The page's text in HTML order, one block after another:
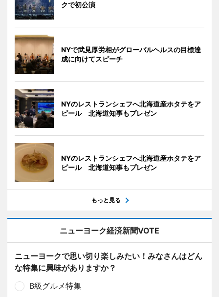
クで初公演
NYで武見厚労相がグローバルヘルスの目標達
成に向けてスピーチ
NYのレストランシェフへ北海道産ホタテをア
ピール 北海道知事もプレゼン
NYのレストランシェフへ北海道産ホタテをア
ピール 北海道知事もプレゼン
もっと見る
ニューヨーク経済新聞VOTE
ニューヨークで思い切り楽しみたい！みなさんはどん
な特集に興味がありますか？
B級グルメ特集